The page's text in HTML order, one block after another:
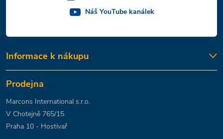
Náš YouTube kanálek
Informace k nákupu
Prodejna
Marcons International s.r.o.
V Chotejně 765/15
Praha 10 - Hostivař